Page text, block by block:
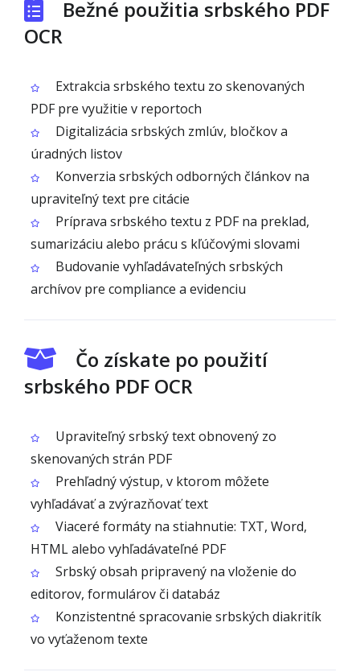
Bežné použitia srbského PDF
OCR
Extrakcia srbského textu zo skenovaných
PDF pre využitie v reportoch
Digitalizácia srbských zmlúv, bločkov a
úradných listov
Konverzia srbských odborných článkov na
upraviteľný text pre citácie
Príprava srbského textu z PDF na preklad,
sumarizáciu alebo prácu s kľúčovými slovami
Budovanie vyhľadávateľných srbských
archívov pre compliance a evidenciu
Čo získate po použití
srbského PDF OCR
Upraviteľný srbský text obnovený zo
skenovaných strán PDF
Prehľadný výstup, v ktorom môžete
vyhľadávať a zvýrazňovať text
Viaceré formáty na stiahnutie: TXT, Word,
HTML alebo vyhľadávateľné PDF
Srbský obsah pripravený na vloženie do
editorov, formulárov či databáz
Konzistentné spracovanie srbských diakritík
vo vyťaženom texte